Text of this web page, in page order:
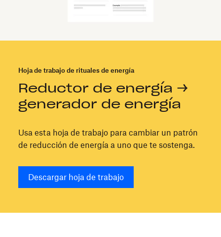
Hoja de trabajo de rituales de energía
Reductor de energía →
generador de energía
Usa esta hoja de trabajo para cambiar un patrón
de reducción de energía a uno que te sostenga.
Descargar hoja de trabajo